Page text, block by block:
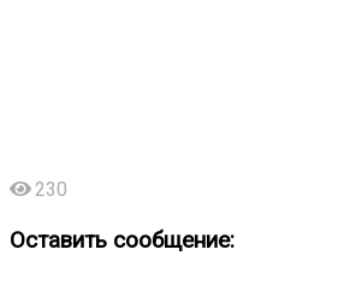
230
Оставить сообщение: